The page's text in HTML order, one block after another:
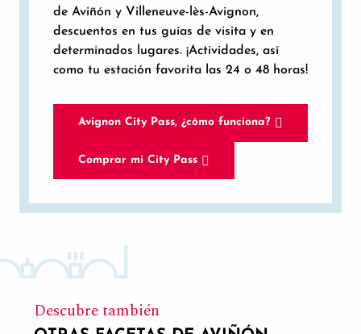
de Aviñón y Villeneuve-lès-Avignon,
descuentos en tus guías de visita y en
determinados lugares. ¡Actividades, así
como tu estación favorita las 24 o 48 horas!
Avignon City Pass, ¿cómo funciona?
Comprar mi City Pass
Descubre también